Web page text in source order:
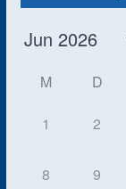
M D
1 2
8 9